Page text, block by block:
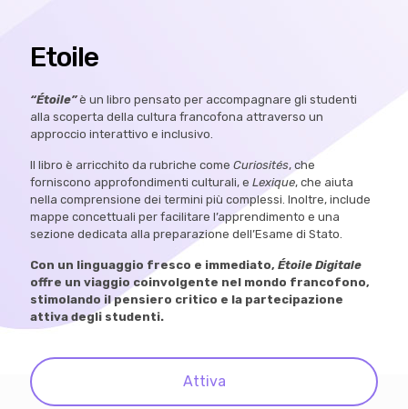
Etoile
“Étoile”è un libro pensato per accompagnare gli studenti
alla scoperta della cultura francofona attraverso un
approccio interattivo e inclusivo.
Il libro è arricchito da rubriche come Curiosités, che
forniscono approfondimenti culturali, e Lexique, che aiuta
nella comprensione dei termini più complessi. Inoltre, include
mappe concettuali per facilitare l’apprendimento e una
sezione dedicata alla preparazione dell’Esame di Stato.
Con un linguaggio fresco e immediato, Étoile Digitale
offre un viaggio coinvolgente nel mondo francofono,
stimolando il pensiero critico e la partecipazione
attiva degli studenti.
Attiva